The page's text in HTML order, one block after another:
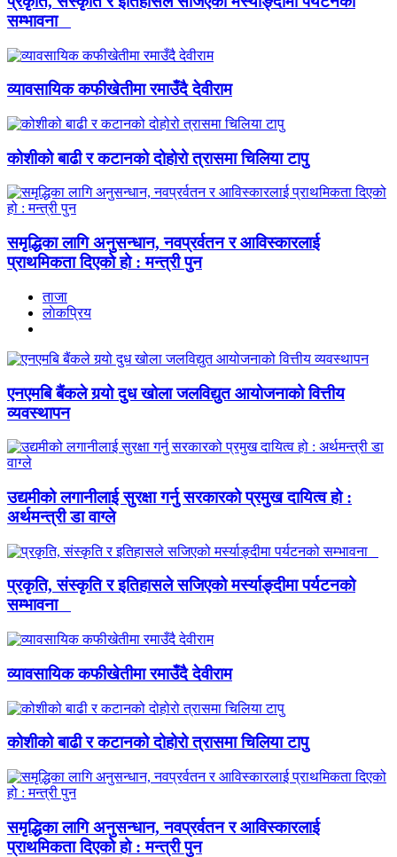
सम्भावना
व्यावसायिक कफीखेतीमा रमाउँदै देवीराम
कोशीको बाढी र कटानको दोहोरो त्रासमा चिलिया टापु
समृद्धिका लागि अनुसन्धान, नवप्रर्वतन र आविस्कारलाई
प्राथमिकता दिएको हो : मन्त्री पुन
ताजा
लाेकप्रिय
एनएमबि बैंकले गर्‍यो दुध खोला जलविद्युत आयोजनाको वित्तीय
व्यवस्थापन
उद्यमीको लगानीलाई सुरक्षा गर्नु सरकारको प्रमुख दायित्व हो :
अर्थमन्त्री डा वाग्ले
प्रकृति, संस्कृति र इतिहासले सजिएको मर्स्याङ्दीमा पर्यटनको
सम्भावना
व्यावसायिक कफीखेतीमा रमाउँदै देवीराम
कोशीको बाढी र कटानको दोहोरो त्रासमा चिलिया टापु
समृद्धिका लागि अनुसन्धान, नवप्रर्वतन र आविस्कारलाई
प्राथमिकता दिएको हो : मन्त्री पुन